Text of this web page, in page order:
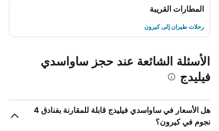
المطارات القريبة
رحلات طيران إلى كيرون
الأسئلة الشائعة عند حجز ساواسدي
فيليدج
هل الأسعار في ساواسدي فيليدج قابلة للمقارنة بفنادق 4
نجوم في كيرون؟